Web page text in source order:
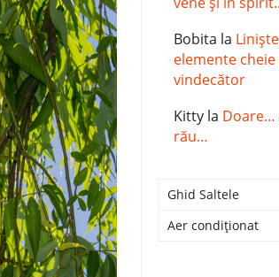
Bobita la
elemente
vindecător
Kitty la Doare…
rău…
Ghid Saltele
Aer condiționat